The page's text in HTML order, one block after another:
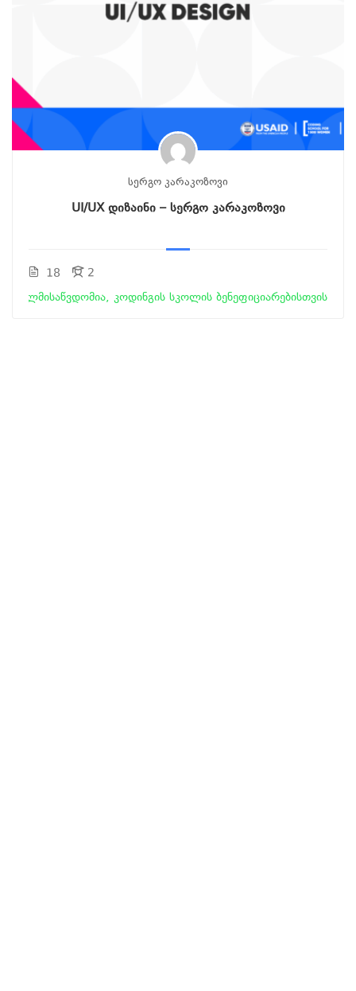
Სერგო Კარაკოზოვი
UI/UX დიზაინი – სერგო კარაკოზოვი
18
2
ხელმისაწვდომია, კოდინგის სკოლის ბენეფიციარებისთვის